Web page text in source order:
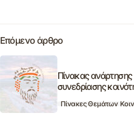
Επόμενο άρθρο
Πίνακας
συνεδρίασης
Πίνακες Θεμάτων